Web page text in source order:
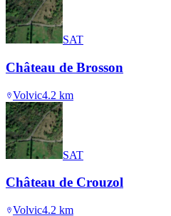
SAT
Château de Brosson
Volvic4.2 km
SAT
Château de Crouzol
Volvic4.2 km